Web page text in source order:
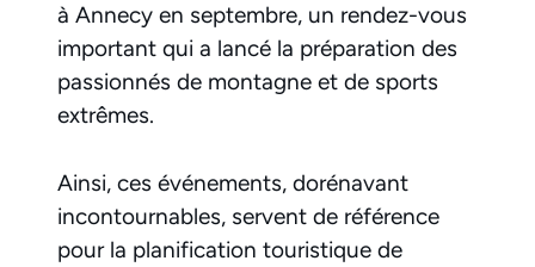
à Annecy en septembre, un rendez-vous
important qui a lancé la préparation des
passionnés de montagne et de sports
extrêmes.
Ainsi, ces événements, dorénavant
incontournables, servent de référence
pour la planification touristique de